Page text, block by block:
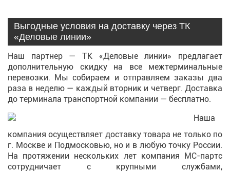
Выгодные условия на доставку через ТК
«Деловые линии»
Наш партнер — ТК «Деловые линии» предлагает
дополнительную скидку на все межтерминальные
перевозки. Мы собираем и отправляем заказы два
раза в неделю — каждый вторник и четверг. Доставка
до терминала транспортной компании — бесплатно.
Наша
компания осуществляет доставку товара не только по
г. Москве и Подмосковью, но и в любую точку России.
На протяжении нескольких лет компания МС-партс
сотрудничает с крупными службами,